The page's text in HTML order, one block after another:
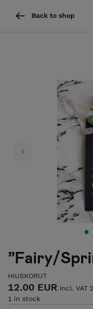
Back to shop
Previous
”Fairy/
HIUSKORUT
12.00 EUR Incl. VAT
1 in stock